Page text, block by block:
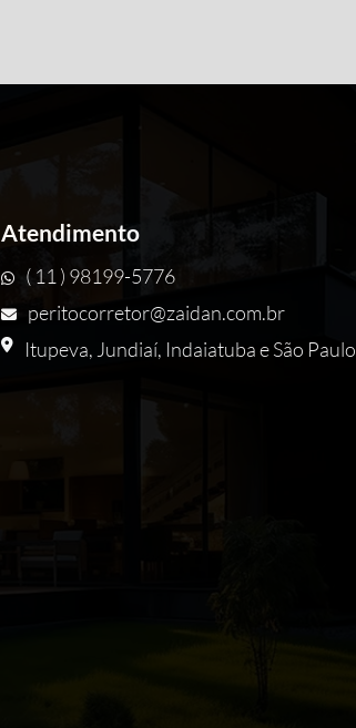
Atendimento
( 11 ) 98199-5776
peritocorretor@zaidan.com.br
Itupeva, Jundiaí, Indaiatuba e São Paulo